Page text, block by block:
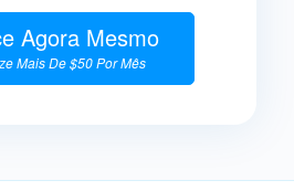
Agora Mesmo
Mais De $50 Por Mês